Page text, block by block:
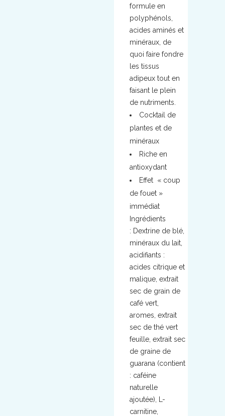
formule en
polyphénols,
acides aminés et
minéraux, de
quoi faire fondre
les tissus
adipeux tout en
faisant le plein
de nutriments.
Cocktail de
plantes et de
minéraux
Riche en
antioxydant
Effet « coup
de fouet »
immédiat
Ingrédients
: Dextrine de blé,
minéraux du lait,
acidifiants :
acides citrique et
malique, extrait
sec de grain de
café vert,
aromes, extrait
sec de thé vert
feuille, extrait sec
de graine de
guarana (contient
: caféine
naturelle
ajoutée), L-
carnitine,